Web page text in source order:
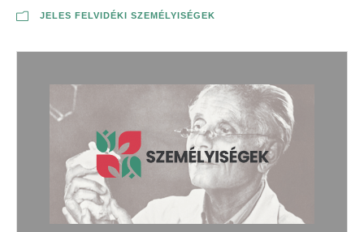
JELES FELVIDÉKI SZEMÉLYISÉGEK